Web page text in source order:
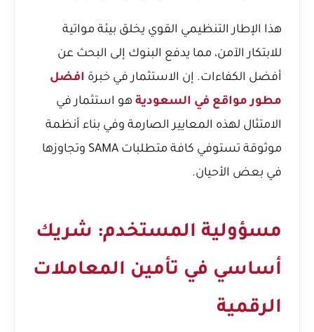
هذا الإطار التنظيمي القوي يخلق بيئة مواتية
للابتكار الآمن، مما يدفع البنوك إلى البحث عن
أفضل الكفاءات. إن الاستثمار في خبرة افضل
مطور مواقع في السعودية هو استثمار في
الامتثال لهذه المعايير الصارمة وفي بناء أنظمة
موثوقة تستوفي كافة متطلبات SAMA وتجاوزها
في بعض الأحيان.
مسؤولية المستخدم: شريك
أساسي في تأمين المعاملات
الرقمية